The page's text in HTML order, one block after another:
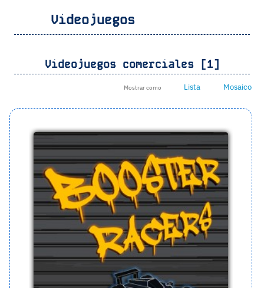
Videojuegos
Videojuegos comerciales [1]
Mostrar como Lista Mosaico